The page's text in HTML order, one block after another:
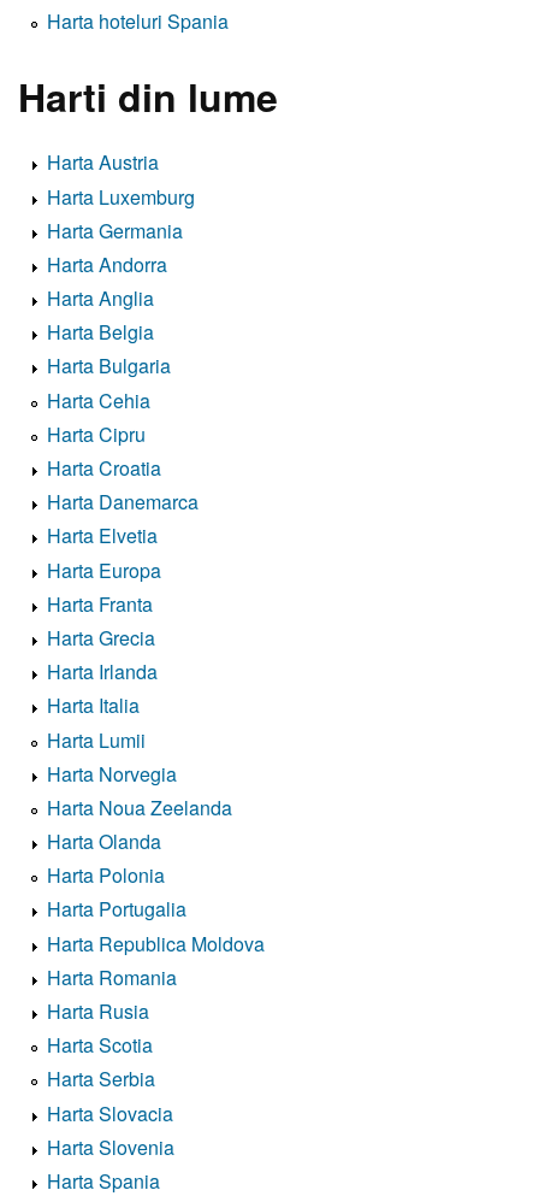
Harta hoteluri Spania
Harti din lume
Harta Austria
Harta Luxemburg
Harta Germania
Harta Andorra
Harta Anglia
Harta Belgia
Harta Bulgaria
Harta Cehia
Harta Cipru
Harta Croatia
Harta Danemarca
Harta Elvetia
Harta Europa
Harta Franta
Harta Grecia
Harta Irlanda
Harta Italia
Harta Lumii
Harta Norvegia
Harta Noua Zeelanda
Harta Olanda
Harta Polonia
Harta Portugalia
Harta Republica Moldova
Harta Romania
Harta Rusia
Harta Scotia
Harta Serbia
Harta Slovacia
Harta Slovenia
Harta Spania